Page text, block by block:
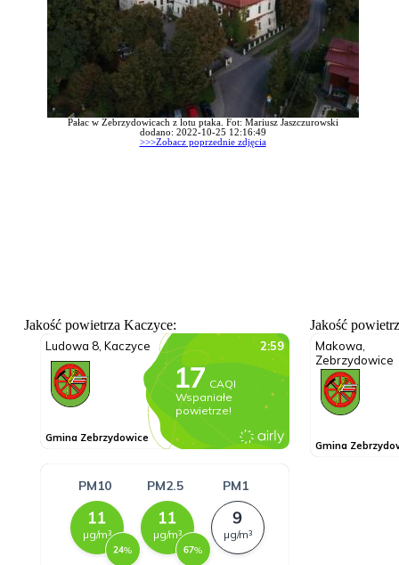
Pałac w Zebrzydowicach z lotu ptaka. Fot: Mariusz Jaszczurowski
dodano: 2022-10-25 12:16:49
>>>Zobacz poprzednie zdjęcia
Jakość powietrza Kaczyce: Jakość